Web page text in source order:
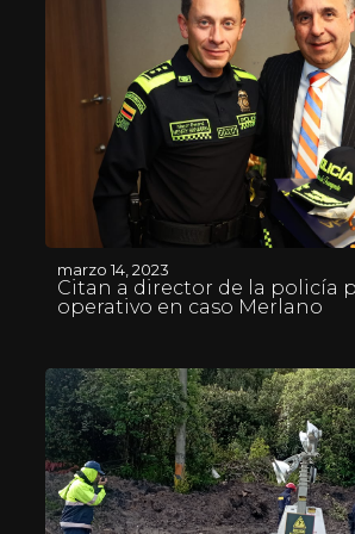
marzo 14, 2023
Citan a director de la policía
operativo en caso Merlano